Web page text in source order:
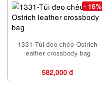
- 15%
1331-Túi đeo chéo-Ostrich
leather crossbody bag
582,000 đ